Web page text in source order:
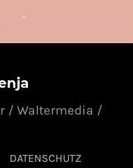
Rezept
DATENSCHUTZ
/ Waltermedia /